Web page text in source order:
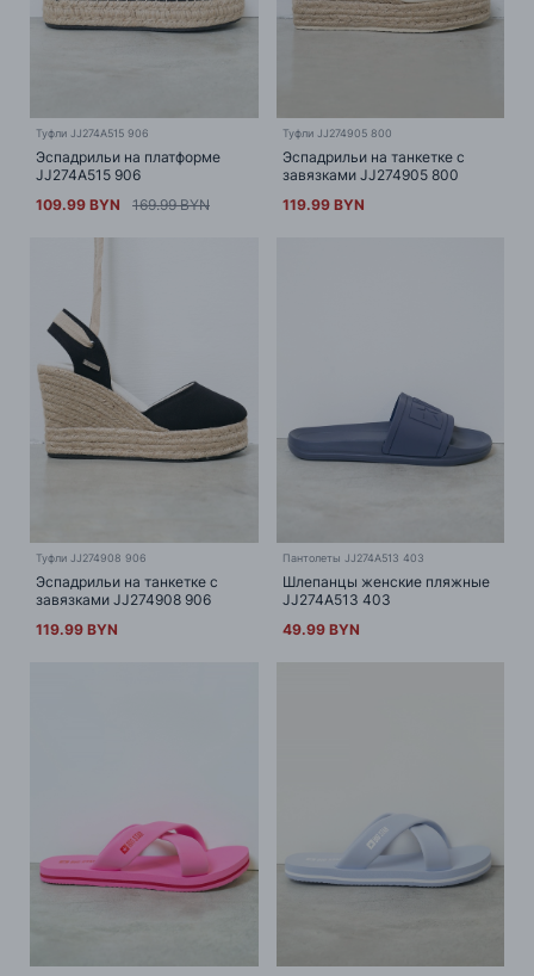
Туфли JJ274A515 906
Эспадрильи на платформе
JJ274A515 906
109.99 BYN
169.99 BYN
Туфли JJ274905 800
Эспадрильи на танкетке с
завязками JJ274905 800
119.99 BYN
Туфли JJ274908 906
Эспадрильи на танкетке с
завязками JJ274908 906
119.99 BYN
Пантолеты JJ274A513 403
Шлепанцы женские пляжные
JJ274A513 403
49.99 BYN